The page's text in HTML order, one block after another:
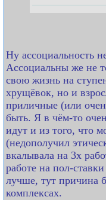
Ну ассоциальность
Ассоциальны же не
свою жизнь на
хрущёвок, но и
приличные (или
быть. Я в чём-то
идут и из того, что
(недополучил
вкалывала на 3х
работе на пол-
лучше, тут причина
комплексах.